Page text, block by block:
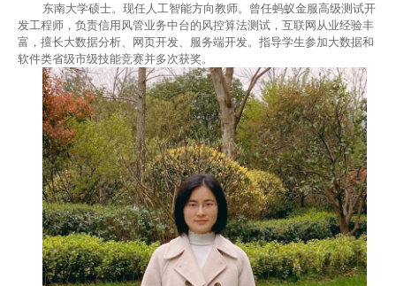
东南大学硕士。现任人工智能方向教师。曾任蚂蚁金服高级测试开
发工程师，负责信用风管业务中台的风控算法测试，互联网从业经验丰
富，擅长大数据分析、网页开发、服务端开发。指导学生参加大数据和
软件类省级市级技能竞赛并多次获奖。